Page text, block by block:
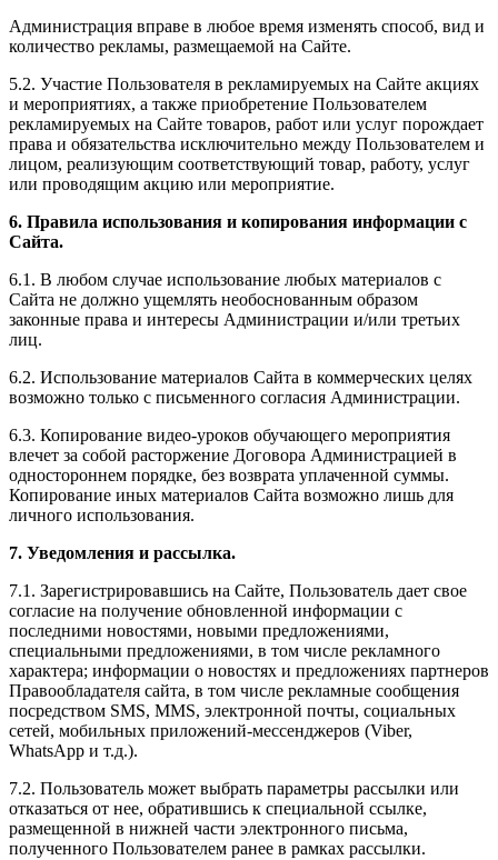
Администрация вправе в любое время изменять способ, вид и
количество рекламы, размещаемой на Сайте.
5.2. Участие Пользователя в рекламируемых на Сайте акциях
и мероприятиях, а также приобретение Пользователем
рекламируемых на Сайте товаров, работ или услуг порождает
права и обязательства исключительно между Пользователем и
лицом, реализующим соответствующий товар, работу, услуг
или проводящим акцию или мероприятие.
6. Правила использования и копирования информации с
Сайта.
6.1. В любом случае использование любых материалов с
Сайта не должно ущемлять необоснованным образом
законные права и интересы Администрации и/или третьих
лиц.
6.2. Использование материалов Сайта в коммерческих целях
возможно только с письменного согласия Администрации.
6.3. Копирование видео-уроков обучающего мероприятия
влечет за собой расторжение Договора Администрацией в
одностороннем порядке, без возврата уплаченной суммы.
Копирование иных материалов Сайта возможно лишь для
личного использования.
7. Уведомления и рассылка.
7.1. Зарегистрировавшись на Сайте, Пользователь дает свое
согласие на получение обновленной информации с
последними новостями, новыми предложениями,
специальными предложениями, в том числе рекламного
характера; информации о новостях и предложениях партнеров
Правообладателя сайта, в том числе рекламные сообщения
посредством SMS, MMS, электронной почты, социальных
сетей, мобильных приложений-мессенджеров (Viber,
WhatsApp и т.д.).
7.2. Пользователь может выбрать параметры рассылки или
отказаться от нее, обратившись к специальной ссылке,
размещенной в нижней части электронного письма,
полученного Пользователем ранее в рамках рассылки.